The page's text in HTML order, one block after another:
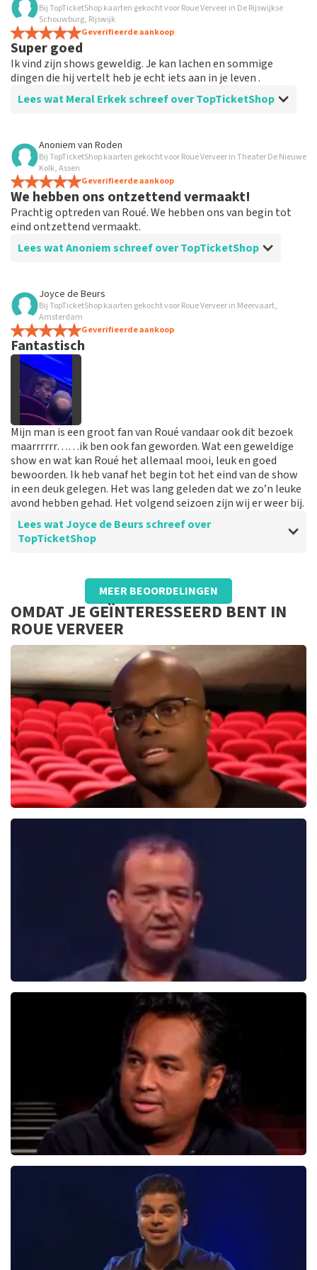
Bij TopTicketShop kaarten gekocht voor Roue Verveer in De Rijswijkse
Schouwburg, Rijswijk
Geverifieerde aankoop
Super goed
Ik vind zijn shows geweldig. Je kan lachen en sommige
dingen die hij vertelt heb je echt iets aan in je leven .
Lees wat Meral Erkek schreef over TopTicketShop
Beoordeling van Meral Erkek over
Roue verveer geweldige show
De show was super goed. Ik heb ervan genoten met een
vriend .
Anoniem van Roden
Bij TopTicketShop kaarten gekocht voor Roue Verveer in Theater De Nieuwe
Kolk, Assen
Geverifieerde aankoop
We hebben ons ontzettend vermaakt!
Prachtig optreden van Roué. We hebben ons van begin tot
eind ontzettend vermaakt.
Lees wat Anoniem schreef over TopTicketShop
Beoordeling van Anoniem over
Makkelijk bestellen en duidelijke
informatie
Het bestellen van de tickets is gemakkelijk. De
informatie op de site is duidelijk.
Joyce de Beurs
Bij TopTicketShop kaarten gekocht voor Roue Verveer in Meervaart,
Amsterdam
Geverifieerde aankoop
Fantastisch
Mijn man is een groot fan van Roué vandaar ook dit bezoek
maarrrrrr……ik ben ook fan geworden. Wat een geweldige
show en wat kan Roué het allemaal mooi, leuk en goed
bewoorden. Ik heb vanaf het begin tot het eind van de show
in een deuk gelegen. Het was lang geleden dat we zo’n leuke
avond hebben gehad. Het volgend seizoen zijn wij er weer bij.
Lees wat Joyce de Beurs schreef over
TopTicketShop
Beoordeling van Joyce de Beurs overTopTicketShop
Goed
MEER BEOORDELINGEN
OMDAT JE GEÏNTERESSEERD BENT IN
ROUE VERVEER
499+reviews
reviews
reviews